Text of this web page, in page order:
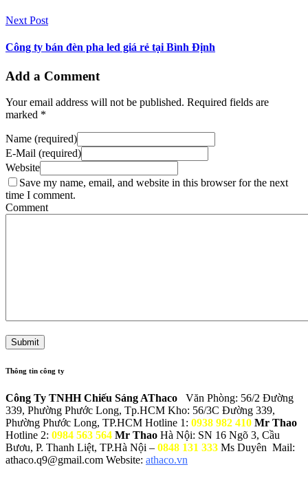
Next Post
Công ty bán đèn pha led giá rẻ tại Bình Định
Add a Comment
Your email address will not be published. Required fields are
marked *
Name (required)
E-Mail (required)
Website
Save my name, email, and website in this browser for the next
time I comment.
Comment
Thông tin công ty
Công Ty TNHH Chiếu Sáng AThaco
Văn Phòng: 56/2 Đường
339, Phường Phước Long, Tp.HCM Kho: 56/3C Đường 339,
Phường Phước Long, TP.HCM Hotline 1: 0938 982 410 Mr Thao
Hotline 2: 0984 563 564 Mr Thao Hà Nội: SN 16 Ngõ 3, Cầu
Bươu, P. Thanh Liệt, TP.Hà Nội – 0848 131 333 Ms Duyên Mail:
athaco.q9@gmail.com Website: athaco.vn